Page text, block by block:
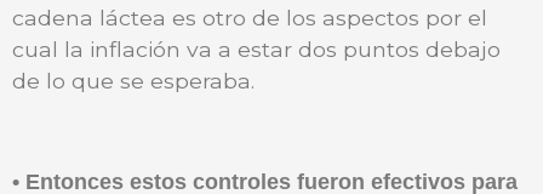
cadena láctea es otro de los aspectos por el
cual la inflación va a estar dos puntos debajo
de lo que se esperaba.
• Entonces estos controles fueron efectivos para